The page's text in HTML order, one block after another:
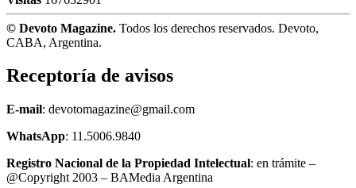
© Devoto Magazine. Todos los derechos reservados. Devoto,
CABA, Argentina.
Receptoría de avisos
E-mail: devotomagazine@gmail.com
WhatsApp: 11.5006.9840
Registro Nacional de la Propiedad Intelectual: en trámite –
@Copyright 2003 – BAMedia Argentina